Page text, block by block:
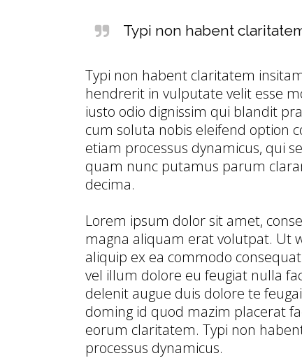
Typi non habent
Typi non habent claritatem
hendrerit in vulputate velit esse
iusto odio dignissim qui blandit
cum soluta nobis eleifend option
etiam processus dynamicus, qui
quam nunc putamus parum
decima.
Lorem ipsum dolor sit amet,
magna aliquam erat volutpat. Ut
aliquip ex ea commodo
vel illum dolore eu feugiat nulla
delenit augue duis dolore te
doming id quod mazim placerat
eorum claritatem. Typi non
processus dynamicus.